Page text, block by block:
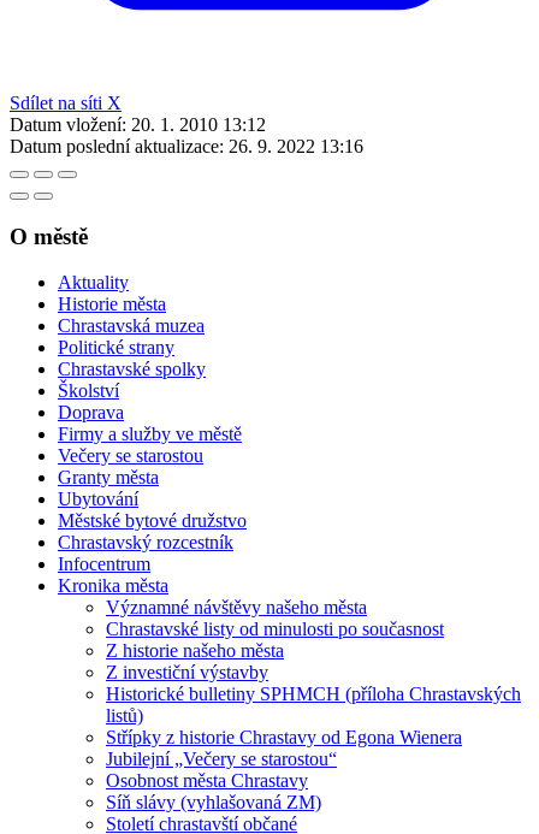
Sdílet na síti X
Datum vložení: 20. 1. 2010 13:12
Datum poslední aktualizace: 26. 9. 2022 13:16
O městě
Aktuality
Historie města
Chrastavská muzea
Politické strany
Chrastavské spolky
Školství
Doprava
Firmy a služby ve městě
Večery se starostou
Granty města
Ubytování
Městské bytové družstvo
Chrastavský rozcestník
Infocentrum
Kronika města
Významné návštěvy našeho města
Chrastavské listy od minulosti po současnost
Z historie našeho města
Z investiční výstavby
Historické bulletiny SPHMCH (příloha Chrastavských
listů)
Střípky z historie Chrastavy od Egona Wienera
Jubilejní „Večery se starostou“
Osobnost města Chrastavy
Síň slávy (vyhlašovaná ZM)
Století chrastavští občané